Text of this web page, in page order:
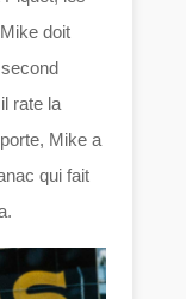
doit
rate la
Mike a
qui fait